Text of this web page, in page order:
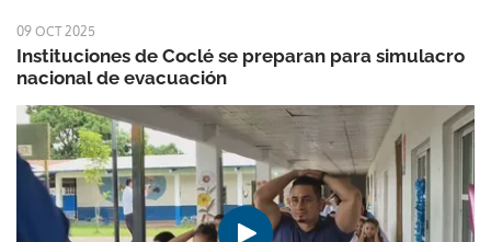
09 OCT 2025
Instituciones de Coclé se preparan para simulacro
nacional de evacuación